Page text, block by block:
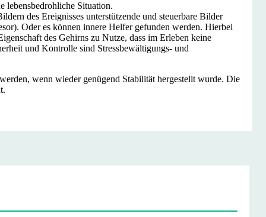
lebensbedrohliche Situation.
des Ereignisses unterstützende und steuerbare Bilder
Oder es können innere Helfer gefunden werden. Hierbei
des Gehirns zu Nutze, dass im Erleben keine
und Kontrolle sind Stressbewältigungs- und
wenn wieder genügend Stabilität hergestellt wurde. Die